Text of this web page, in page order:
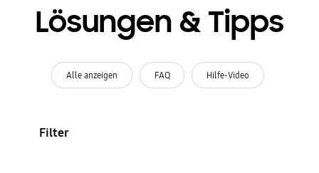
Lösungen & Tipps
Alle anzeigen FAQ Hilfe-Video
Filter